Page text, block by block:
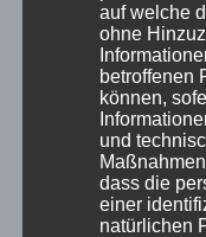
genannt werden,
sogenannten
Blogposts können
Hinterlässt eine
dem auf dieser
werden neben den
hinterlassenen
Zeitpunkt der
auf welche
ohne
betroffenen
können,
und
dass die
einer
natürlichen